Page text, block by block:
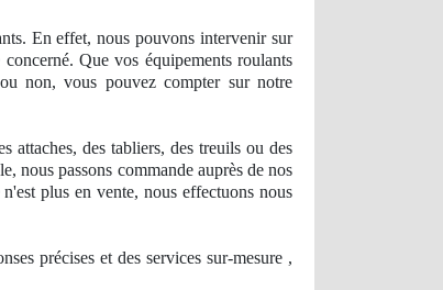
En effet, nous pouvons intervenir sur
Que vos équipements roulants
non, vous pouvez compter sur notre
attaches, des tabliers, des treuils ou des
nous passons commande auprès de nos
plus en vente, nous effectuons nous
précises et des services sur-mesure ,